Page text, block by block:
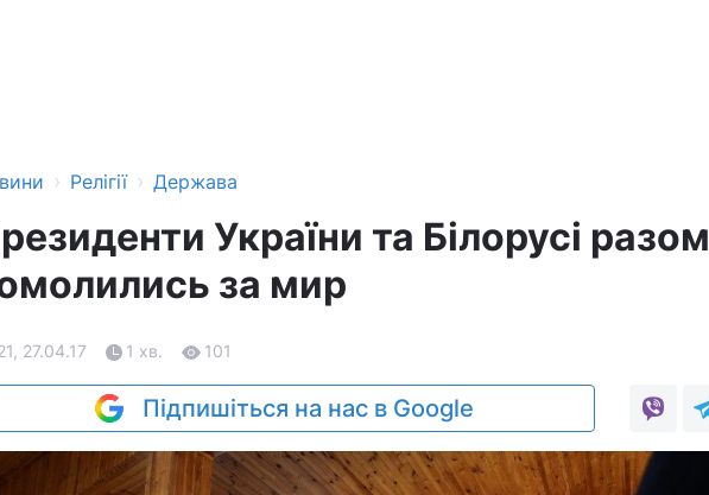
› Релігії › Держава
України та Білорусі разом
за мир
27.04.17 1 хв. 101
Підпишіться на нас в Google